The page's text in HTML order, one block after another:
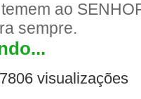
ao
sempre.
7806 visualizações